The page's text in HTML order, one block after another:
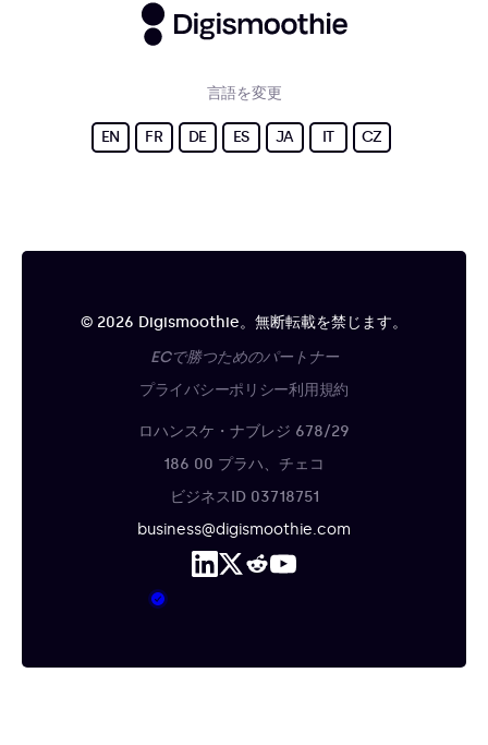
言語を変更
EN FR DE ES JA IT CZ
© 2026 Digismoothie。無断転載を禁じます。
ECで勝つためのパートナー
プライバシーポリシー利用規約
ロハンスケ・ナブレジ 678/29
186 00 プラハ、チェコ
ビジネスID 03718751
business@digismoothie.com